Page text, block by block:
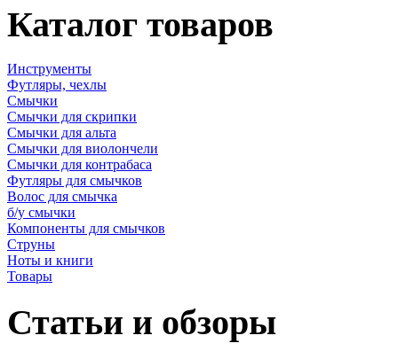
Каталог товаров
Инструменты
Футляры, чехлы
Смычки
Смычки для скрипки
Смычки для альта
Смычки для виолончели
Смычки для контрабаса
Футляры для смычков
Волос для смычка
б/у смычки
Компоненты для смычков
Струны
Ноты и книги
Товары
Статьи и обзоры